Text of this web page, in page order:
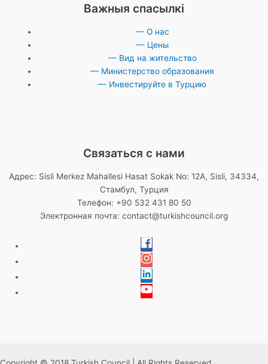
Важныя спасылкі
— О нас
— Цены
— Вид на жительство
— Министерство образования
— Инвестируйте в Турцию
Связаться с нами
Адрес: Sisli Merkez Mahallesi Hasat Sokak No: 12A, Sisli, 34334,
Стамбул, Турция
Телефон: +90 532 431 80 50
Электронная почта: contact@turkishcouncil.org